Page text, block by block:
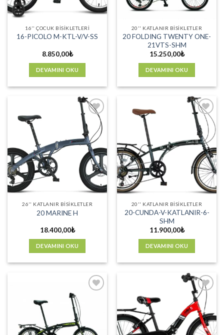
16'' ÇOCUK BISIKLETLERI
16-PICOLO M-KTL-V/V-SS
8.850,00₺
DEVAMINI OKU
20'' KATLANIR BISIKLETLER
20 FOLDING TWENTY ONE-
21VTS-SHM
15.250,00₺
DEVAMINI OKU
Favorilere
Ekle
26'' KATLANIR BISIKLETLER
20 MARINE H
18.400,00₺
DEVAMINI OKU
Favorilere
Ekle
20'' KATLANIR BISIKLETLER
20-CUNDA-V-KATLANIR-6-
SHM
11.900,00₺
DEVAMINI OKU
Favorilere
Favorilere
Ekle